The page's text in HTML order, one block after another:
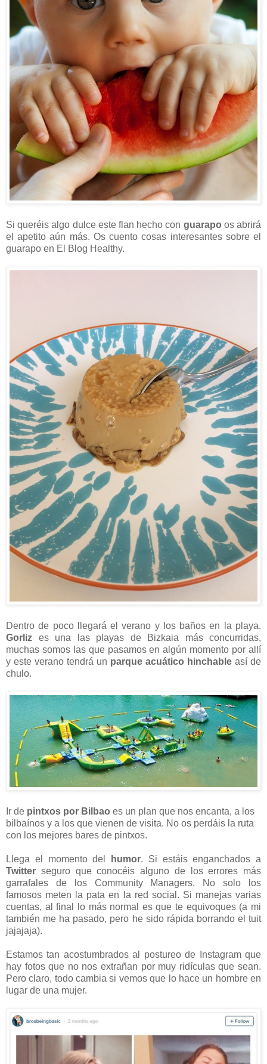
Si queréis algo dulce este flan hecho con guarapo os abrirá
el apetito aún más. Os cuento cosas interesantes sobre el
guarapo en El Blog Healthy.
Dentro de poco llegará el verano y los baños en la playa.
Gorliz es una las playas de Bizkaia más concurridas,
muchas somos las que pasamos en algún momento por allí
y este verano tendrá un parque acuático hinchable así de
chulo.
Ir de pintxos por Bilbao es un plan que nos encanta, a los
bilbaínos y a los que vienen de visita. No os perdáis la ruta
con los mejores bares de pintxos.
Llega el momento del humor. Si estáis enganchados a
Twitter seguro que conocéis alguno de los errores más
garrafales de los Community Managers. No solo los
famosos meten la pata en la red social. Si manejas varias
cuentas, al final lo más normal es que te equivoques (a mi
también me ha pasado, pero he sido rápida borrando el tuit
jajajaja).
Estamos tan acostumbrados al postureo de Instagram que
hay fotos que no nos extrañan por muy ridículas que sean.
Pero claro, todo cambia si vemos que lo hace un hombre en
lugar de una mujer.